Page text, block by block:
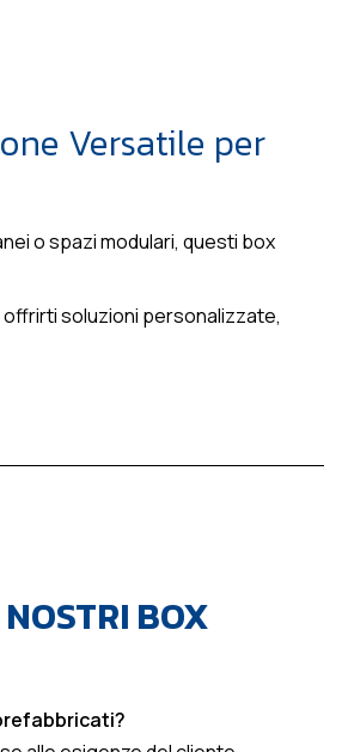
Versatile per
o spazi modulari, questi box
soluzioni personalizzate,
BOX